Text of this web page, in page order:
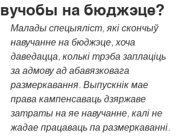
вучобы на бюджэце?
Малады спецыяліст, які скончыў
навучанне на бюджэце, хоча
даведацца, колькі трэба заплаціць
за адмову ад абавязковага
размеркавання. Выпускнік мае
права кампенсаваць дзяржаве
затраты на яе навучанне, калі не
жадае працаваць па размеркаванні.